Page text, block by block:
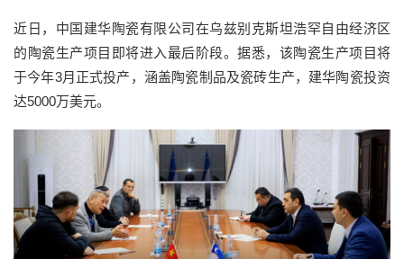
近日，中国建华陶瓷有限公司在乌兹别克斯坦浩罕自由经济区
的陶瓷生产项目即将进入最后阶段。据悉，该陶瓷生产项目将
于今年3月正式投产，涵盖陶瓷制品及瓷砖生产，建华陶瓷投资
达5000万美元。